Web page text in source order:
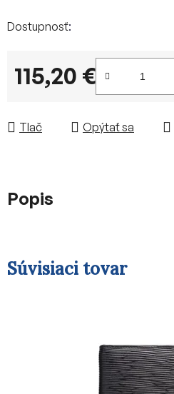
Dostupnosť
115,20 €
Jednotková cena:
Tlač Opýtať sa
Popis
Súvisiaci tovar